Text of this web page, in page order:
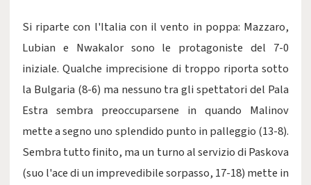
Si riparte con l'Italia con il vento in poppa: Mazzaro,
Lubian e Nwakalor sono le protagoniste del 7-0
iniziale. Qualche imprecisione di troppo riporta sotto
la Bulgaria (8-6) ma nessuno tra gli spettatori del Pala
Estra sembra preoccuparsene in quando Malinov
mette a segno uno splendido punto in palleggio (13-8).
Sembra tutto finito, ma un turno al servizio di Paskova
(suo l'ace di un imprevedibile sorpasso, 17-18) mette in